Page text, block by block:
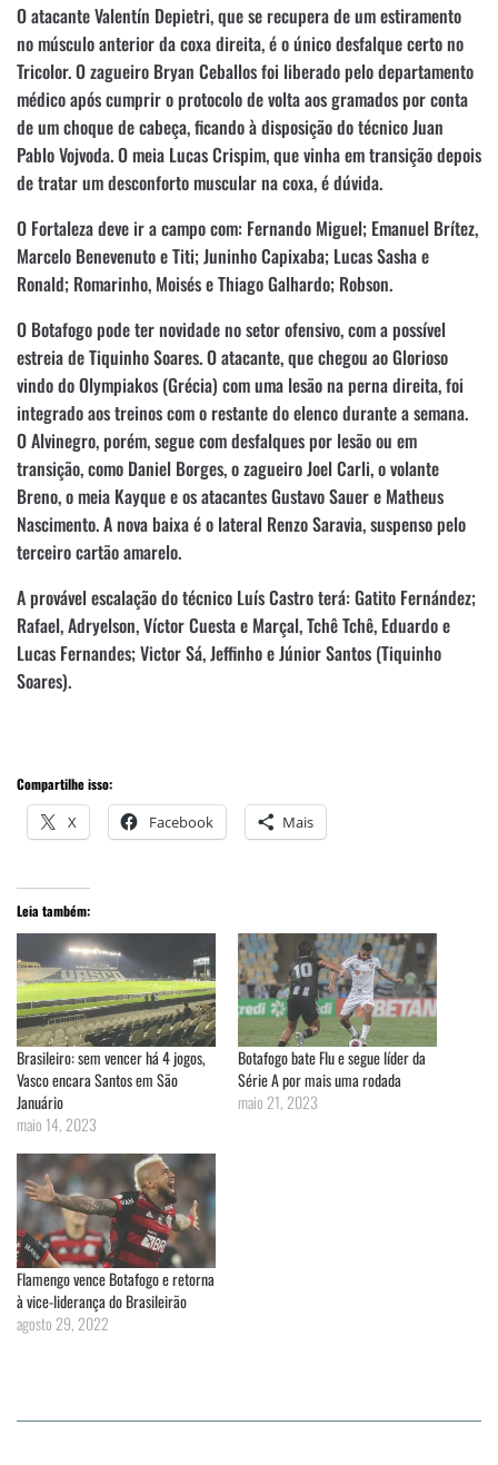
O atacante Valentín Depietri, que se recupera de um estiramento
no músculo anterior da coxa direita, é o único desfalque certo no
Tricolor. O zagueiro Bryan Ceballos foi liberado pelo departamento
médico após cumprir o protocolo de volta aos gramados por conta
de um choque de cabeça, ficando à disposição do técnico Juan
Pablo Vojvoda. O meia Lucas Crispim, que vinha em transição depois
de tratar um desconforto muscular na coxa, é dúvida.
O Fortaleza deve ir a campo com: Fernando Miguel; Emanuel Brítez,
Marcelo Benevenuto e Titi; Juninho Capixaba; Lucas Sasha e
Ronald; Romarinho, Moisés e Thiago Galhardo; Robson.
O Botafogo pode ter novidade no setor ofensivo, com a possível
estreia de Tiquinho Soares. O atacante, que chegou ao Glorioso
vindo do Olympiakos (Grécia) com uma lesão na perna direita, foi
integrado aos treinos com o restante do elenco durante a semana.
O Alvinegro, porém, segue com desfalques por lesão ou em
transição, como Daniel Borges, o zagueiro Joel Carli, o volante
Breno, o meia Kayque e os atacantes Gustavo Sauer e Matheus
Nascimento. A nova baixa é o lateral Renzo Saravia, suspenso pelo
terceiro cartão amarelo.
A provável escalação do técnico Luís Castro terá: Gatito Fernández;
Rafael, Adryelson, Víctor Cuesta e Marçal, Tchê Tchê, Eduardo e
Lucas Fernandes; Victor Sá, Jeffinho e Júnior Santos (Tiquinho
Soares).
Compartilhe isso:
X Facebook Mais
Leia também:
Brasileiro: sem vencer há 4 jogos,
Vasco encara Santos em São
Januário
maio 14, 2023
Botafogo bate Flu e segue líder da
Série A por mais uma rodada
maio 21, 2023
Flamengo vence Botafogo e retorna
à vice-liderança do Brasileirão
agosto 29, 2022